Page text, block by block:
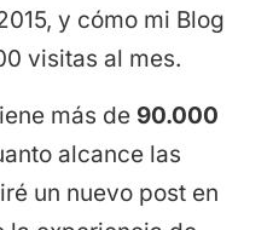
y cómo mi Blog
visitas al mes.
más de 90.000
alcance las
un nuevo post en